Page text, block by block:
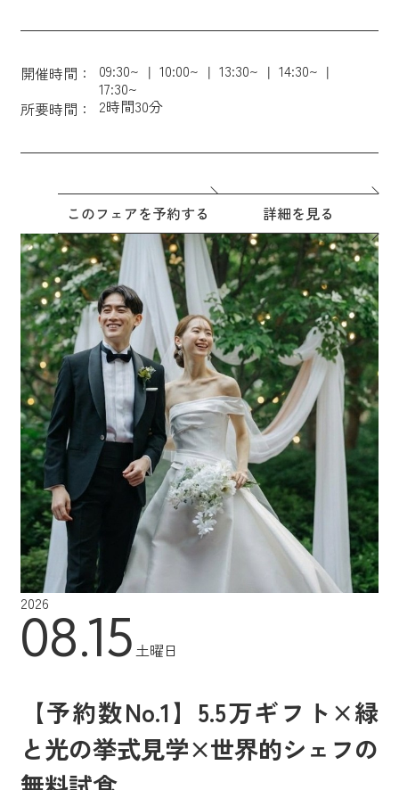
開催時間： 09:30~ 10:00~ 13:30~
14:30~
17:30~
所要時間：
2時間30分
このフェアを予約する 詳細を見る
2026
08.15土曜日
【予約数No.1】5.5万ギフト×緑
と光の挙式見学×世界的シェフの